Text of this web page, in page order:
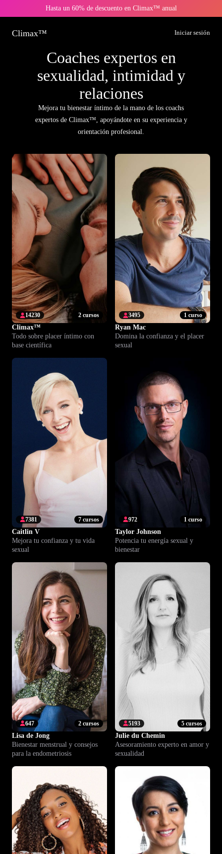
Hasta un 60% de descuento en Climax™ anual
Climax™ Iniciar sesión
Coaches expertos en
sexualidad, intimidad y
relaciones
Mejora tu bienestar íntimo de la mano de los coachs
expertos de Climax™, apoyándote en su experiencia y
orientación profesional.
2 cursos
14230
Climax™
Todo sobre placer íntimo con
base científica
1 curso
3495
Ryan Mac
Domina la confianza y el placer
sexual
7 cursos
7381
Caitlin V
Mejora tu confianza y tu vida
sexual
1 curso
972
Taylor Johnson
Potencia tu energía sexual y
bienestar
2 cursos
647
Lisa de Jong
Bienestar menstrual y consejos
para la endometriosis
5 cursos
5193
Julie du Chemin
Asesoramiento experto en amor y
sexualidad